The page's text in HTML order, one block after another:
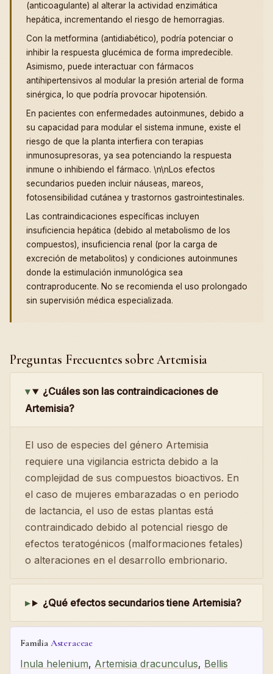
(anticoagulante) al alterar la actividad enzimática
hepática, incrementando el riesgo de hemorragias.
Con la metformina (antidiabético), podría potenciar o
inhibir la respuesta glucémica de forma impredecible.
Asimismo, puede interactuar con fármacos
antihipertensivos al modular la presión arterial de forma
sinérgica, lo que podría provocar hipotensión.
En pacientes con enfermedades autoinmunes, debido a
su capacidad para modular el sistema inmune, existe el
riesgo de que la planta interfiera con terapias
inmunosupresoras, ya sea potenciando la respuesta
inmune o inhibiendo el fármaco. \n\nLos efectos
secundarios pueden incluir náuseas, mareos,
fotosensibilidad cutánea y trastornos gastrointestinales.
Las contraindicaciones específicas incluyen
insuficiencia hepática (debido al metabolismo de los
compuestos), insuficiencia renal (por la carga de
excreción de metabolitos) y condiciones autoinmunes
donde la estimulación inmunológica sea
contraproducente. No se recomienda el uso prolongado
sin supervisión médica especializada.
Preguntas Frecuentes sobre Artemisia
¿Cuáles son las contraindicaciones de
Artemisia?
El uso de especies del género Artemisia
requiere una vigilancia estricta debido a la
complejidad de sus compuestos bioactivos. En
el caso de mujeres embarazadas o en periodo
de lactancia, el uso de estas plantas está
contraindicado debido al potencial riesgo de
efectos teratogénicos (malformaciones fetales)
o alteraciones en el desarrollo embrionario.
¿Qué efectos secundarios tiene Artemisia?
Familia Asteraceae
Inula helenium, Artemisia dracunculus, Bellis